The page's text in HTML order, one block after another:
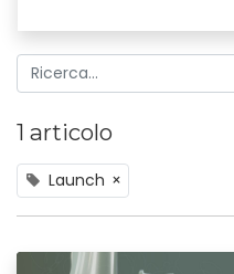
1 articolo
Launch ×